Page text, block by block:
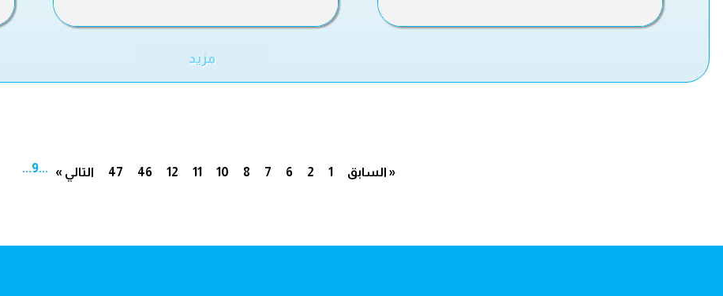
مزيد
« السابق 1
2
... 6
7
8
9 10
11
12
... 46
47 التالي »